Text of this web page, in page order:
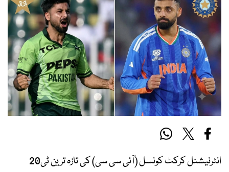
انٹرنیشنل کرکٹ کونسل (آئی سی سی) کی تازہ ترین ٹی20